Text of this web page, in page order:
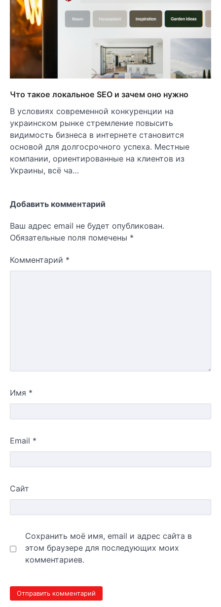
Что такое локальное SEO и зачем оно нужно
В условиях современной конкуренции на
украинском рынке стремление повысить
видимость бизнеса в интернете становится
основой для долгосрочного успеха. Местные
компании, ориентированные на клиентов из
Украины, всё ча…
Добавить комментарий
Ваш адрес email не будет опубликован.
Обязательные поля помечены *
Комментарий *
Имя *
Email *
Сайт
Сохранить моё имя, email и адрес сайта в
этом браузере для последующих моих
комментариев.